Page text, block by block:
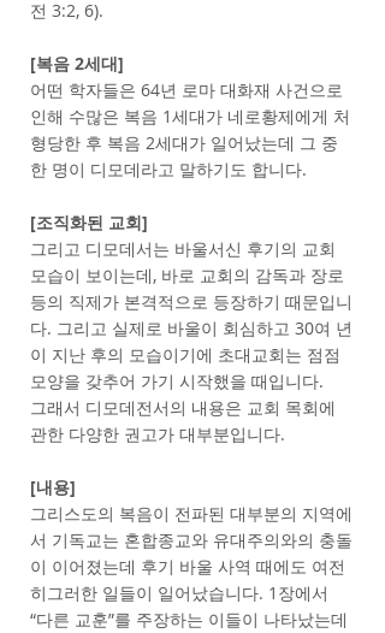
전 3:2, 6).
[복음 2세대]
어떤 학자들은 64년 로마 대화재 사건으로
인해 수많은 복음 1세대가 네로황제에게 처
형당한 후 복음 2세대가 일어났는데 그 중
한 명이 디모데라고 말하기도 합니다.
[조직화된 교회]
그리고 디모데서는 바울서신 후기의 교회
모습이 보이는데, 바로 교회의 감독과 장로
등의 직제가 본격적으로 등장하기 때문입니
다. 그리고 실제로 바울이 회심하고 30여 년
이 지난 후의 모습이기에 초대교회는 점점
모양을 갖추어 가기 시작했을 때입니다.
그래서 디모데전서의 내용은 교회 목회에
관한 다양한 권고가 대부분입니다.
[내용]
그리스도의 복음이 전파된 대부분의 지역에
서 기독교는 혼합종교와 유대주의와의 충돌
이 이어졌는데 후기 바울 사역 때에도 여전
히그러한 일들이 일어났습니다. 1장에서
“다른 교훈”를 주장하는 이들이 나타났는데